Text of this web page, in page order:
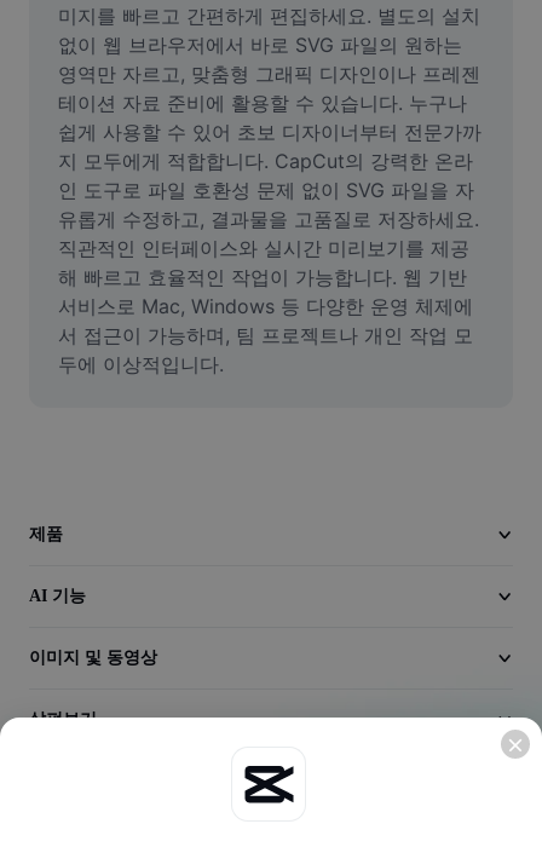
밈 생성기
AI Text Remover
AI People Remover
AI Inpainting
Face Cutout
동영상
동영상 배경 삭제
동영상 길이 다듬기
미지를 빠르고 간편하게 편집하세요. 별도의 설치
없이 웹 브라우저에서 바로 SVG 파일의 원하는
영역만 자르고, 맞춤형 그래픽 디자인이나 프레젠
테이션 자료 준비에 활용할 수 있습니다. 누구나
쉽게 사용할 수 있어 초보 디자이너부터 전문가까
지 모두에게 적합합니다. CapCut의 강력한 온라
인 도구로 파일 호환성 문제 없이 SVG 파일을 자
유롭게 수정하고, 결과물을 고품질로 저장하세요.
직관적인 인터페이스와 실시간 미리보기를 제공
해 빠르고 효율적인 작업이 가능합니다. 웹 기반
서비스로 Mac, Windows 등 다양한 운영 체제에
서 접근이 가능하며, 팀 프로젝트나 개인 작업 모
두에 이상적입니다.
제품
AI 기능
이미지 및 동영상
살펴보기